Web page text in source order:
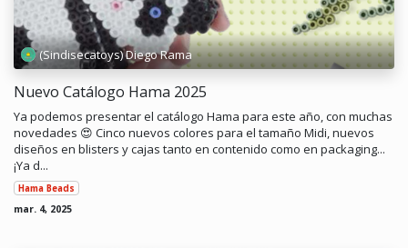
(Sindisecatoys) Diego Rama
Nuevo Catálogo Hama 2025
Ya podemos presentar el catálogo Hama para este año, con muchas
novedades 😍 Cinco nuevos colores para el tamaño Midi, nuevos
diseños en blisters y cajas tanto en contenido como en packaging...
¡Ya d...
Hama Beads
mar. 4, 2025